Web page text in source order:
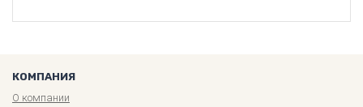
КОМПАНИЯ
О компании